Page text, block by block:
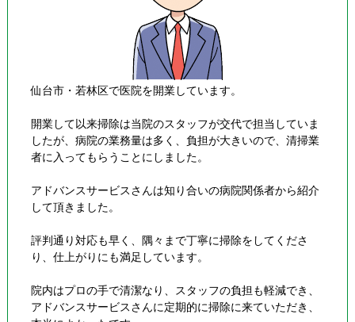
仙台市・若林区で医院を開業しています。
開業して以来掃除は当院のスタッフが交代で担当していま
したが、病院の業務量は多く、負担が大きいので、清掃業
者に入ってもらうことにしました。
アドバンスサービスさんは知り合いの病院関係者から紹介
して頂きました。
評判通り対応も早く、隅々まで丁寧に掃除をしてくださ
り、仕上がりにも満足しています。
院内はプロの手で清潔なり、スタッフの負担も軽減でき、
アドバンスサービスさんに定期的に掃除に来ていただき、